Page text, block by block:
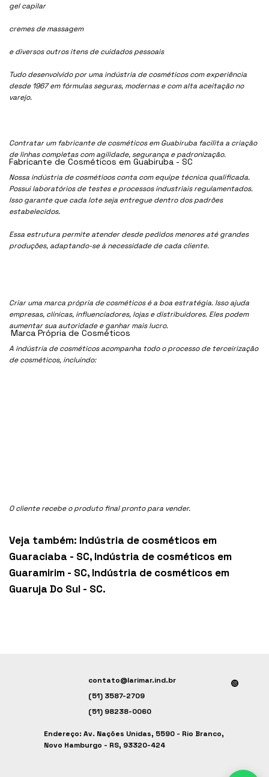
gel capilar
cremes de massagem
e diversos outros itens de cuidados pessoais
Tudo desenvolvido por uma indústria de cosméticos com experiência
desde 1967 em fórmulas seguras, modernas e com alta aceitação no
varejo.
Contratar um fabricante de cosméticos em Guabiruba facilita a criação
de linhas completas com agilidade, segurança e padronização.
Nossa indústria de cosmétioos conta com equipe técnica qualificada.
Possui laboratórios de testes e processos industriais regulamentados.
Isso garante que cada lote seja entregue dentro dos padrões
estabelecidos.
Essa estrutura permite atender desde pedidos menores até grandes
produções, adaptando-se à necessidade de cada cliente.
Criar uma marca própria de cosméticos é a boa estratégia. Isso ajuda
empresas, clínicas, influenciadores, lojas e distribuidores. Eles podem
aumentar sua autoridade e ganhar mais lucro.
A indústria de cosméticos acompanha todo o processo de terceirização
de cosméticos, incluindo:
O cliente recebe o produto final pronto para vender.
Veja também: Indústria de cosméticos em
Guaraciaba - SC, Indústria de cosméticos em
Guaramirim - SC, Indústria de cosméticos em
Guaruja Do Sul - SC.
Fabricante de Cosméticos em Guabiruba - SC
Marca Própria de Cosméticos
contato@larimar.ind.br
(51) 3587-2709
(51) 98238-0060
Endereço: Av. Nações Unidas, 5590 - Rio Branco,
Novo Hamburgo - RS, 93320-424